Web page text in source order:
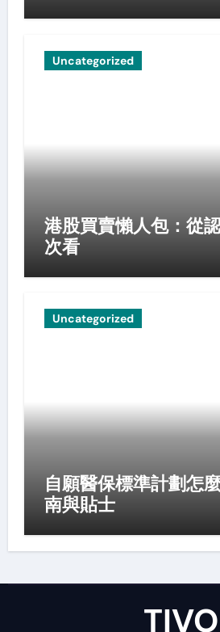
Uncategorized
港股買賣懶人包：從
次看
Uncategorized
自願醫保標準計劃怎
南與貼士
TIVO